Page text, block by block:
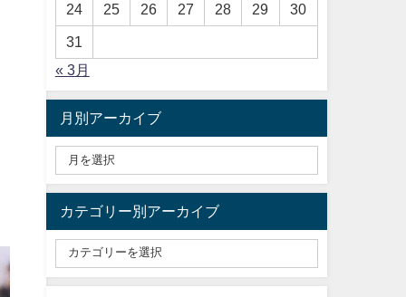
24 25 26 27 28 29 30
31
« 3月
月別アーカイブ
カテゴリー別アーカイブ